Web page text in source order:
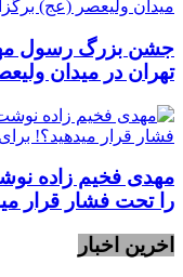
جشن بزرگ رسول
تهران در میدان
مهدی فخیم زاده
را‌ تحت فشار قرار
اخرین اخبار